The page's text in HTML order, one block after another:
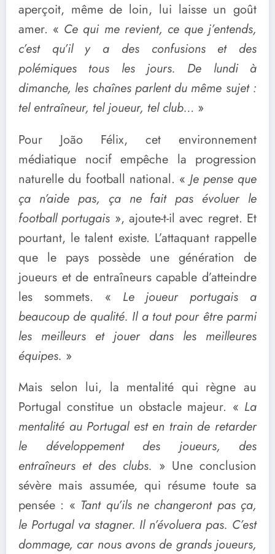
aperçoit, même de loin, lui laisse un goût
amer. « Ce qui me revient, ce que j’entends,
c’est qu’il y a des confusions et des
polémiques tous les jours. De lundi à
dimanche, les chaînes parlent du même sujet :
tel entraîneur, tel joueur, tel club… »
Pour João Félix, cet environnement
médiatique nocif empêche la progression
naturelle du football national. « Je pense que
ça n’aide pas, ça ne fait pas évoluer le
football portugais », ajoute-t-il avec regret. Et
pourtant, le talent existe. L’attaquant rappelle
que le pays possède une génération de
joueurs et de entraîneurs capable d’atteindre
les sommets. « Le joueur portugais a
beaucoup de qualité. Il a tout pour être parmi
les meilleurs et jouer dans les meilleures
équipes. »
Mais selon lui, la mentalité qui règne au
Portugal constitue un obstacle majeur. « La
mentalité au Portugal est en train de retarder
le développement des joueurs, des
entraîneurs et des clubs. » Une conclusion
sévère mais assumée, qui résume toute sa
pensée : « Tant qu’ils ne changeront pas ça,
le Portugal va stagner. Il n’évoluera pas. C’est
dommage, car nous avons de grands joueurs,